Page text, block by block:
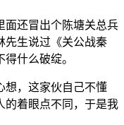
面还冒出个陈塘关总兵
生说过《关公战秦
什么破绽。
想，这家伙自己不懂
的着眼点不同，于是我